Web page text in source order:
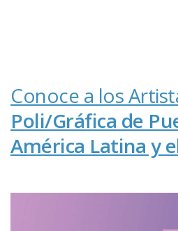
Conoce a los
Poli/Gráfica de
América Latina y